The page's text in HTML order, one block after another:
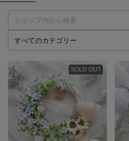
SOLD OUT